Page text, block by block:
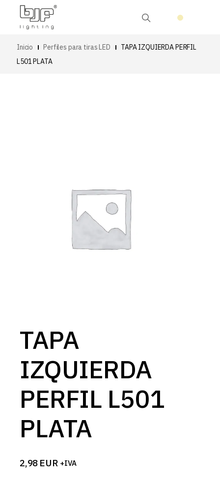
Inicio Perfiles para tiras LED
TAPA IZQUIERDA PERFIL
L501 PLATA
TAPA
IZQUIERDA
PERFIL L501
PLATA
2,98 EUR +IVA